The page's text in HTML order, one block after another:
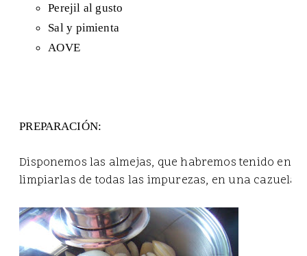
Perejil al gusto
Sal y pimienta
AOVE
PREPARACIÓN:
Disponemos las almejas, que habremos tenido en
limpiarlas de todas las impurezas, en una cazuela